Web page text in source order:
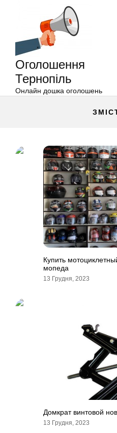
Оголошення
Тернопіль
Онлайн дошка оголошень
Купить
мопеда
13 Грудня, 2023
Домкрат винтовой
13 Грудня, 2023